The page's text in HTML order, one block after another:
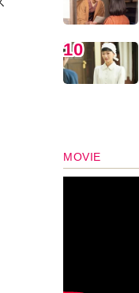
編集部おすすめ